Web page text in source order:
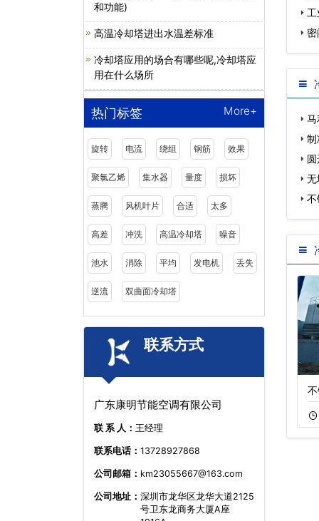
和功能)
高温冷却塔进出水温差标准
冷却塔应用的场合有哪些呢,冷却塔应
用在什么场所
热门标签 More+
旋转 电流 绕组 钢筋 效果
聚氯乙烯 集水器 量度 损坏
蒸腾 风机叶片 合适 太多
高差 冲洗 高温冷却塔 噪音
池水 消除 平均 发电机 丢失
逆流 双曲面冷却塔
联系方式
广东康明节能空调有限公司
联 系 人： 王经理
联系电话： 13728927868
公司邮箱： km23055667@163.com
公司地址： 深圳市龙华区龙华大道2125
号卫东龙商务大厦A座
马
制
无
鹏…
不
州…